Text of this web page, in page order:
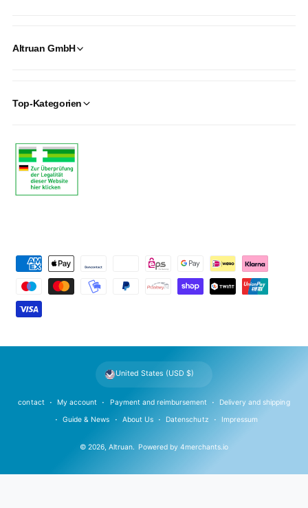
Altruan GmbH
Top-Kategorien
m
n
© 2026,Altruan. Powered by 4merchants.io
contact My account Payment and reimbursement Delivery and shipping
Guide & News About Us Datenschutz Impressum
United States (USD $)